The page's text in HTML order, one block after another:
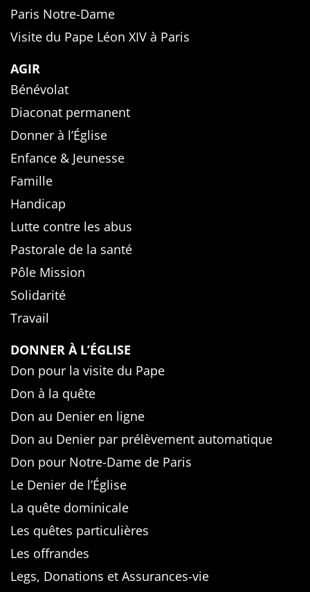
Paris Notre-Dame
Visite du Pape Léon XIV à Paris
AGIR
Bénévolat
Diaconat permanent
Donner à l’Église
Enfance & Jeunesse
Famille
Handicap
Lutte contre les abus
Pastorale de la santé
Pôle Mission
Solidarité
Travail
DONNER À L’ÉGLISE
Don pour la visite du Pape
Don à la quête
Don au Denier en ligne
Don au Denier par prélèvement automatique
Don pour Notre-Dame de Paris
Le Denier de l’Église
La quête dominicale
Les quêtes particulières
Les offrandes
Legs, Donations et Assurances-vie